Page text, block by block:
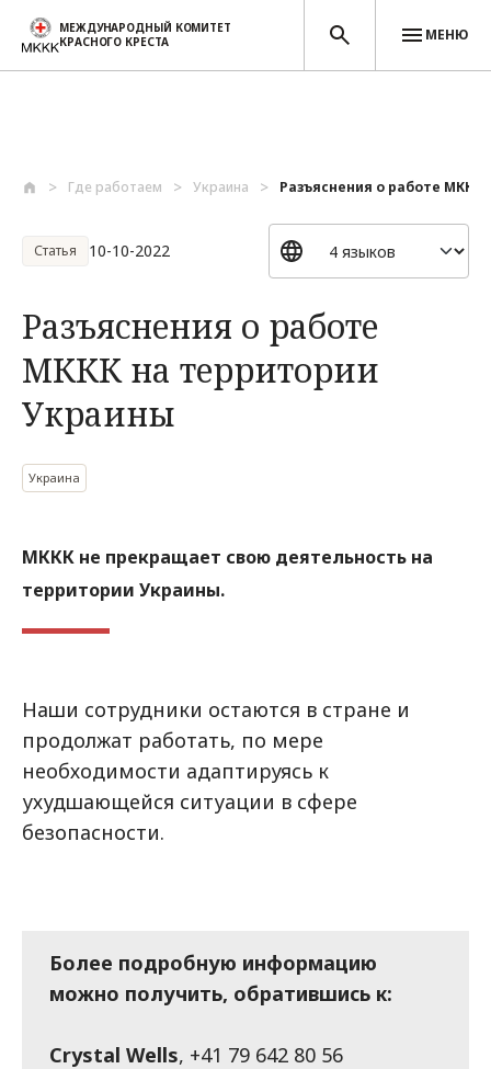
МЕЖДУНАРОДНЫЙ КОМИТЕТ
КРАСНОГО КРЕСТА
МЕНЮ
Где работаем Украина Разъяснения о работе МККК
Статья 10-10-2022
Разъяснения о работе
МККК на территории
Украины
Украина
МККК не прекращает свою деятельность на
территории Украины.
Наши сотрудники остаются в стране и
продолжат работать, по мере
необходимости адаптируясь к
ухудшающейся ситуации в сфере
безопасности.
Более подробную информацию
можно получить, обратившись к:
Crystal Wells, +41 79 642 80 56